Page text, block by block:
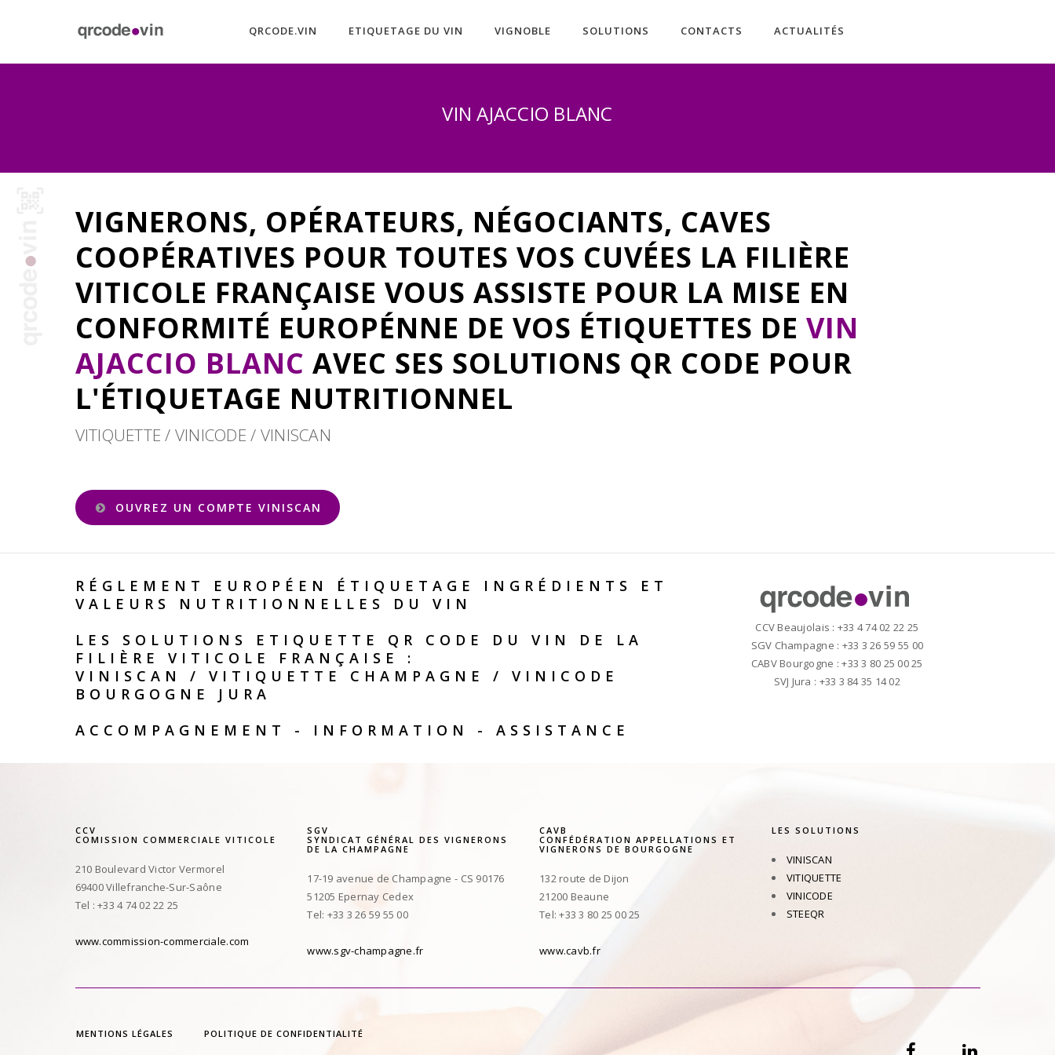
QRCODE.VIN ETIQUETAGE DU VIN VIGNOBLE SOLUTIONS CONTACTS ACTUALITÉS
VIN AJACCIO BLANC
VIGNERONS, OPÉRATEURS, NÉGOCIANTS, CAVES
COOPÉRATIVES POUR TOUTES VOS CUVÉES LA FILIÈRE
VITICOLE FRANÇAISE VOUS ASSISTE POUR LA MISE EN
CONFORMITÉ EUROPÉNNE DE VOS ÉTIQUETTES DE VIN
AJACCIO BLANC AVEC SES SOLUTIONS QR CODE POUR
L'ÉTIQUETAGE NUTRITIONNEL
VITIQUETTE / VINICODE / VINISCAN
OUVREZ UN COMPTE VINISCAN
RÉGLEMENT EUROPÉEN ÉTIQUETAGE INGRÉDIENTS ET
VALEURS NUTRITIONNELLES DU VIN
LES SOLUTIONS ETIQUETTE QR CODE DU VIN DE LA
FILIÈRE VITICOLE FRANÇAISE :
VINISCAN
/ VITIQUETTE CHAMPAGNE / VINICODE
BOURGOGNE JURA
ACCOMPAGNEMENT - INFORMATION - ASSISTANCE
CCV Beaujolais : +33 4 74 02 22 25
SGV Champagne : +33 3 26 59 55 00
CABV Bourgogne : +33 3 80 25 00 25
SVJ Jura : +33 3 84 35 14 02
CCV
COMISSION COMMERCIALE VITICOLE
210 Boulevard Victor Vermorel
69400 Villefranche-Sur-Saône
Tel : +33 4 74 02 22 25
www.commission-commerciale.com
SGV
SYNDICAT GÉNÉRAL DES VIGNERONS
DE LA CHAMPAGNE
17-19 avenue de Champagne - CS 90176
51205 Epernay Cedex
Tel: +33 3 26 59 55 00
www.sgv-champagne.fr
CAVB
CONFÉDÉRATION APPELLATIONS ET
VIGNERONS DE BOURGOGNE
132 route de Dijon
21200 Beaune
Tel: +33 3 80 25 00 25
www.cavb.fr
LES SOLUTIONS
VINISCAN
VITIQUETTE
VINICODE
STEEQR
MENTIONS LÉGALES POLITIQUE DE CONFIDENTIALITÉ